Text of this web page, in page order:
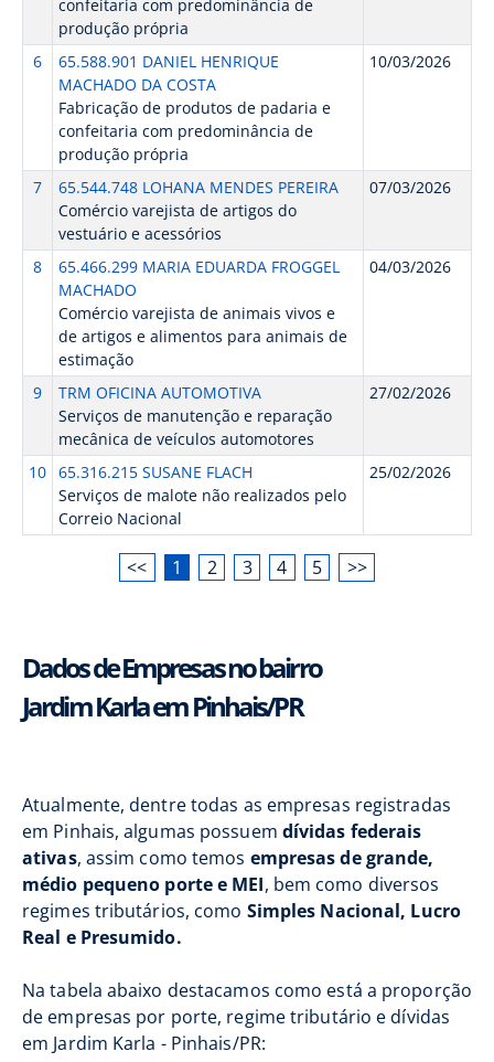
confeitaria com predominância de
produção própria
6
65.588.901 DANIEL HENRIQUE
MACHADO DA COSTA
Fabricação de produtos de padaria e
confeitaria com predominância de
produção própria
10/03/2026
7
65.544.748 LOHANA MENDES PEREIRA
Comércio varejista de artigos do
vestuário e acessórios
07/03/2026
8
65.466.299 MARIA EDUARDA FROGGEL
MACHADO
Comércio varejista de animais vivos e
de artigos e alimentos para animais de
estimação
04/03/2026
9
TRM OFICINA AUTOMOTIVA
Serviços de manutenção e reparação
mecânica de veículos automotores
27/02/2026
10 65.316.215 SUSANE FLACH
Serviços de malote não realizados pelo
Correio Nacional
25/02/2026
<< 1 2 3 4 5 >>
Dados de Empresas no bairro
Jardim Karla em Pinhais/PR
Atualmente, dentre todas as empresas registradas
em Pinhais, algumas possuem dívidas federais
ativas, assim como temos empresas de grande,
médio pequeno porte e MEI, bem como diversos
regimes tributários, como Simples Nacional, Lucro
Real e Presumido.
Na tabela abaixo destacamos como está a proporção
de empresas por porte, regime tributário e dívidas
em Jardim Karla - Pinhais/PR: